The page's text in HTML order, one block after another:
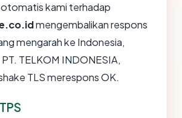
kami terhadap
mengembalikan respons
mengarah ke Indonesia,
TELKOM INDONESIA,
TLS merespons OK.